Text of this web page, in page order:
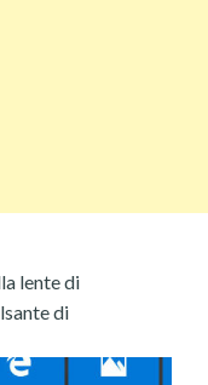
lente di
di